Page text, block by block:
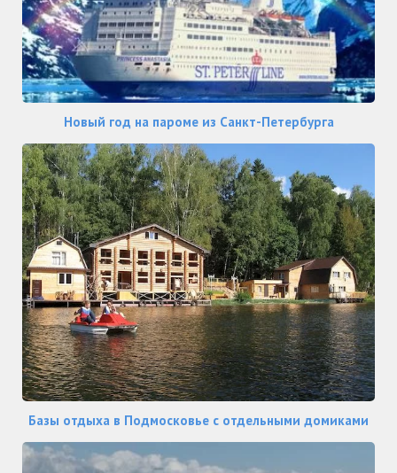
Новый год на пароме из Санкт-Петербурга
Базы отдыха в Подмосковье с отдельными домиками